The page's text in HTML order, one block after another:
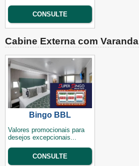
CONSULTE
Cabine Externa com Varanda
Bingo BBL
Valores promocionais para
desejos excepcionais...
CONSULTE